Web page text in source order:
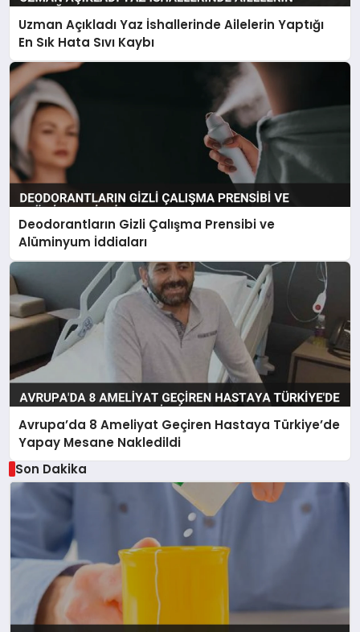
Uzman Açıkladı Yaz İshallerinde Ailelerin Yaptığı
En Sık Hata Sıvı Kaybı
Deodorantların Gizli Çalışma Prensibi ve
Alüminyum İddiaları
Avrupa’da 8 Ameliyat Geçiren Hastaya Türkiye’de
Yapay Mesane Nakledildi
Son Dakika